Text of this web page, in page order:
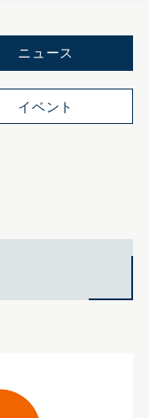
ニュース
イベント